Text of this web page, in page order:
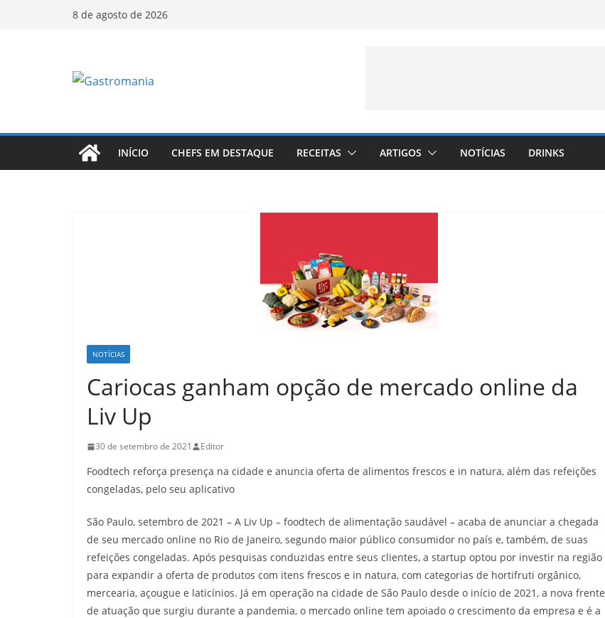
8 de agosto de 2026
INÍCIO CHEFS EM DESTAQUE RECEITAS ARTIGOS NOTÍCIAS DRINKS
NOTÍCIAS
Cariocas ganham opção de mercado online da
Liv Up
30 de setembro de 2021 Editor
Foodtech reforça presença na cidade e anuncia oferta de alimentos frescos e in natura, além das refeições
congeladas, pelo seu aplicativo
São Paulo, setembro de 2021 – A Liv Up – foodtech de alimentação saudável – acaba de anunciar a chegada
de seu mercado online no Rio de Janeiro, segundo maior público consumidor no país e, também, de suas
refeições congeladas. Após pesquisas conduzidas entre seus clientes, a startup optou por investir na região
para expandir a oferta de produtos com itens frescos e in natura, com categorias de hortifruti orgânico,
mercearia, açougue e laticínios. Já em operação na cidade de São Paulo desde o início de 2021, a nova frente
de atuação que surgiu durante a pandemia, o mercado online tem apoiado o crescimento da empresa e é a